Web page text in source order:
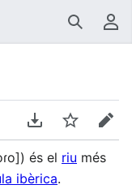
Buscar
Descarregar en
Vigilar
és el riu més
ibèrica.